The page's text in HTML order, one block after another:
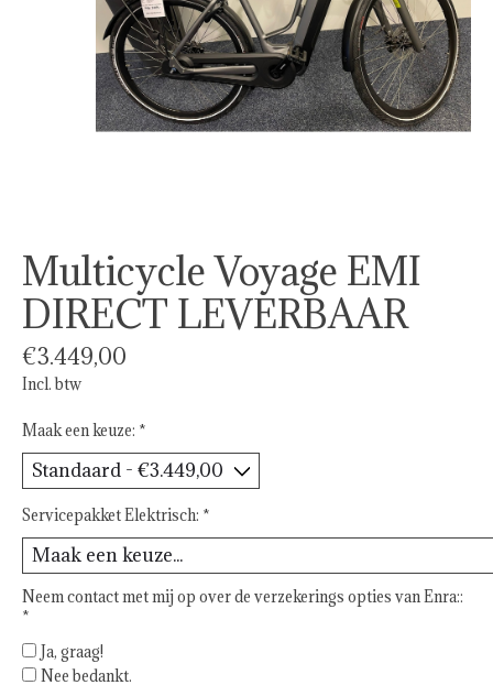
Multicycle Voyage EMI
DIRECT LEVERBAAR
€3.449,00
Incl. btw
Maak een keuze: *
Servicepakket Elektrisch: *
Neem contact met mij op over de verzekerings opties van Enra::
*
Ja, graag!
Nee bedankt.